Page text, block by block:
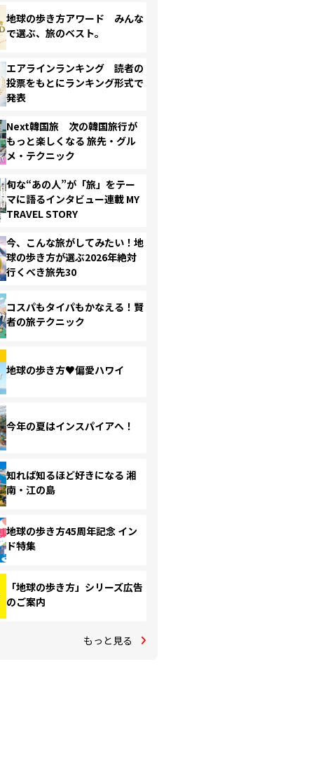
地球の歩き方アワード みんな
で選ぶ、旅のベスト。
エアラインランキング 読者の
投票をもとにランキング形式で
発表
Next韓国旅 次の韓国旅行が
もっと楽しくなる 旅先・グル
メ・テクニック
旬な“あの人”が「旅」をテー
マに語るインタビュー連載 MY
TRAVEL STORY
今、こんな旅がしてみたい！地
球の歩き方が選ぶ2026年絶対
行くべき旅先30
コスパもタイパもかなえる！賢
者の旅テクニック
地球の歩き方♥偏愛ハワイ
今年の夏はインスパイアへ！
知れば知るほど好きになる 湘
南・江の島
地球の歩き方45周年記念 イン
ド特集
「地球の歩き方」シリーズ広告
のご案内
もっと見る